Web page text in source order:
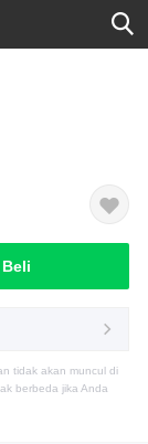
Beli
tidak akan muncul di
berbeda jika Anda